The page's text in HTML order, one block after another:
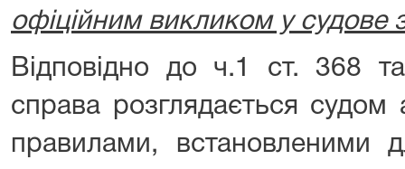
офіційним викликом у судове
Відповідно до ч.1 ст. 368
справа розглядається судом
правилами, встановленими